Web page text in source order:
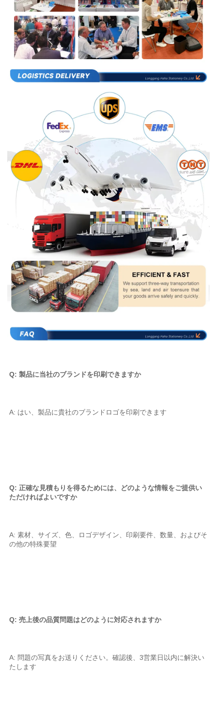
Q: 製品に当社のブランドを印刷できますか
A: はい、製品に貴社のブランドロゴを印刷できます
Q: 正確な見積もりを得るためには、どのような情報をご提供い
ただければよいですか
A: 素材、サイズ、色、ロゴデザイン、印刷要件、数量、およびそ
の他の特殊要望
Q: 売上後の品質問題はどのように対応されますか
A: 問題の写真をお送りください。確認後、3営業日以内に解決い
たします